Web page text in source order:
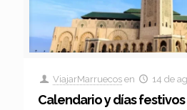
ViajarMarruecos en 14 de
Calendario y días